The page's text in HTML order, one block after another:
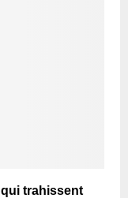
trahissent